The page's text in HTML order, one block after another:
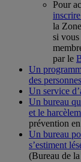
Pour
la
si
par le
Un
des
Un service
Un bureau
et le
prévention
Un bureau
s’estiment
(Bureau de